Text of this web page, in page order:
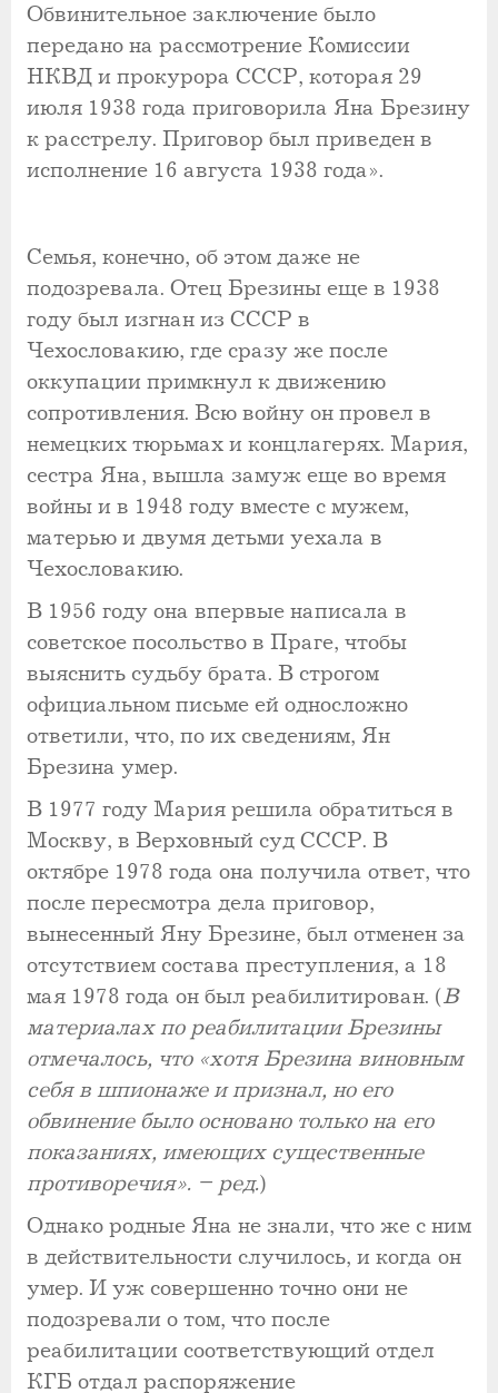
Обвинительное заключение было
передано на рассмотрение Комиссии
НКВД и прокурора СССР, которая 29
июля 1938 года приговорила Яна Брезину
к расстрелу. Приговор был приведен в
исполнение 16 августа 1938 года».
Семья, конечно, об этом даже не
подозревала. Отец Брезины еще в 1938
году был изгнан из СССР в
Чехословакию, где сразу же после
оккупации примкнул к движению
сопротивления. Всю войну он провел в
немецких тюрьмах и концлагерях. Мария,
сестра Яна, вышла замуж еще во время
войны и в 1948 году вместе с мужем,
матерью и двумя детьми уехала в
Чехословакию.
В 1956 году она впервые написала в
советское посольство в Праге, чтобы
выяснить судьбу брата. В строгом
официальном письме ей односложно
ответили, что, по их сведениям, Ян
Брезина умер.
В 1977 году Мария решила обратиться в
Москву, в Верховный суд СССР. В
октябре 1978 года она получила ответ, что
после пересмотра дела приговор,
вынесенный Яну Брезине, был отменен за
отсутствием состава преступления, а 18
мая 1978 года он был реабилитирован. (В
материалах по реабилитации Брезины
отмечалось, что «хотя Брезина виновным
себя в шпионаже и признал, но его
обвинение было основано только на его
показаниях, имеющих существенные
противоречия». – ред.)
Однако родные Яна не знали, что же с ним
в действительности случилось, и когда он
умер. И уж совершенно точно они не
подозревали о том, что после
реабилитации соответствующий отдел
КГБ отдал распоряжение